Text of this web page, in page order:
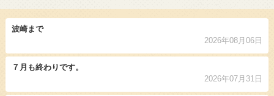
波崎まで
2026年08月06日
７月も終わりです。
2026年07月31日